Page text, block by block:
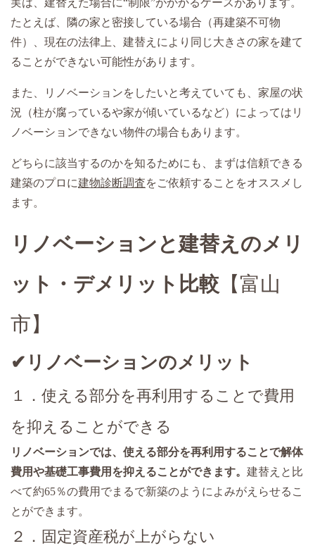
たとえば、隣の家と密接している場合（再建築不可物
件）、現在の法律上、建替えにより同じ大きさの家を建て
ることができない可能性があります。
また、リノベーションをしたいと考えていても、家屋の状
況（柱が腐っているや家が傾いているなど）によってはリ
ノベーションできない物件の場合もあります。
どちらに該当するのかを知るためにも、まずは信頼できる
建築のプロに建物診断調査をご依頼することをオススメし
ます。
リノベーションと建替えのメリ
ット・デメリット比較 【富山
市】
✔リノベーションのメリット
１．使える部分を再利用することで費用
を抑えることができる
リノベーションでは、使える部分を再利用することで解体
費用や基礎工事費用を抑えることができます。 建替えと比
べて約65％の費用でまるで新築のようによみがえらせるこ
とができます。
２．固定資産税が上がらない